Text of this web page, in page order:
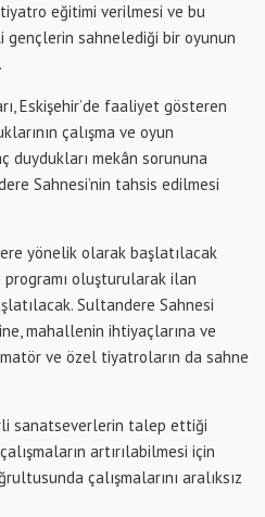
eğitimi verilmesi ve bu
sahnelediği bir oyunun
Eskişehir’de faaliyet gösteren
çalışma ve oyun
duydukları mekân sorununa
Sahnesi’nin tahsis edilmesi
yönelik olarak başlatılacak
oluşturularak ilan
Sultandere Sahnesi
mahallenin ihtiyaçlarına ve
ve özel tiyatroların da sahne
sanatseverlerin talep ettiği
artırılabilmesi için
çalışmalarını aralıksız